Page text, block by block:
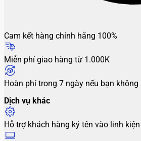
Cam kết hàng chính hãng 100%
Miễn phí giao hàng từ 1.000K
Hoàn phí trong 7 ngày nếu bạn
Dịch vụ khác
Hỗ trợ khách hàng ký tên vào linh